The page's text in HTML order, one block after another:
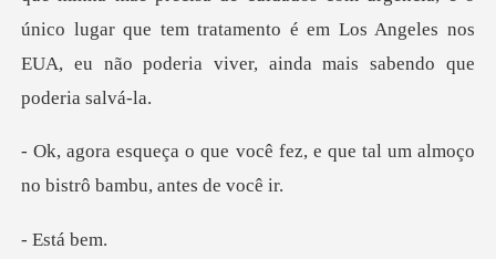
único lugar que tem tratamento é em Lo
que você fez, e que tal um almoço
-